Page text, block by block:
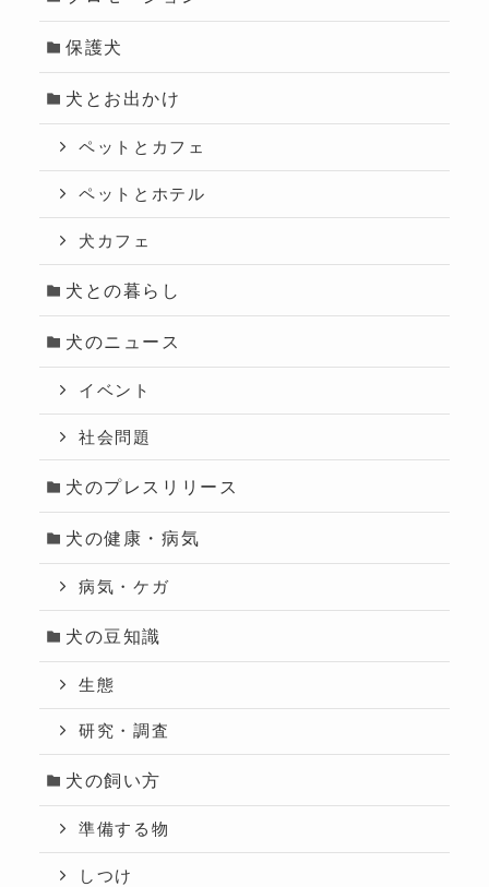
保護犬
犬とお出かけ
ペットとカフェ
ペットとホテル
犬カフェ
犬との暮らし
犬のニュース
イベント
社会問題
犬のプレスリリース
犬の健康・病気
病気・ケガ
犬の豆知識
生態
研究・調査
犬の飼い方
準備する物
しつけ